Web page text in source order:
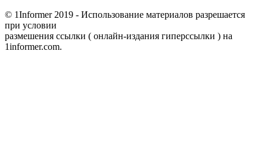
© 1Informer 2019 - Использование материалов разрешается
при условии
размешения ссылки ( онлайн-издания гиперссылки ) на
1informer.com.